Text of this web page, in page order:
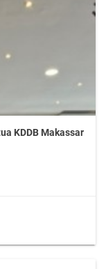
KDDB Makassar